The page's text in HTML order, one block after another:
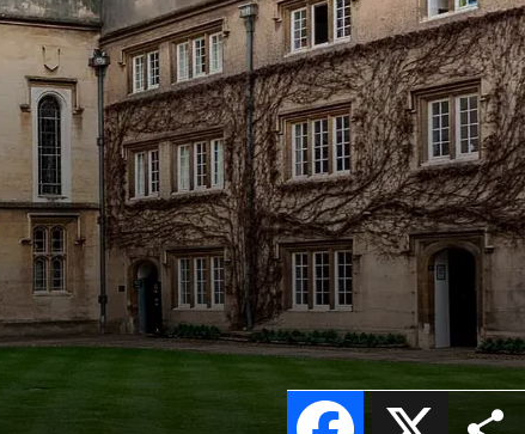
X
Facebook